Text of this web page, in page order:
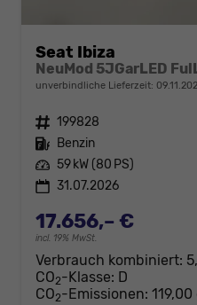
Seat Ibiza
NeuMod 5JGarLED
unverbindliche Lieferzeit:
Fahrzeugnr. 199828
Kraftstoff Benzin
Leistung 59 kW (80 PS)
31.07.2026
17.656,– €
incl. 19% MwSt.
Verbrauch kombiniert:
CO2-Klasse: D
CO2-Emissionen: